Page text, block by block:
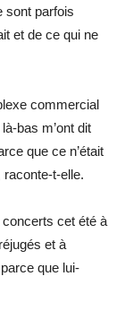
sont parfois
et de ce qui ne
commercial
bas m’ont dit
que ce n’était
t-elle.
cet été à
et à
que lui-